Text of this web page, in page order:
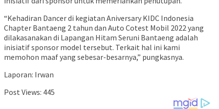
“Kehadiran Dancer di kegiatan Aniversary KIDC Indonesia
Chapter Bantaeng 2 tahun dan Auto Cotest Mobil 2022 yang
dilakasanakan di Lapangan Hitam Seruni Bantaeng adalah
inisiatif sponsor model tersebut. Terkait hal ini kami
memohon maaf yang sebesar-besarnya,” pungkasnya.
Laporan: Irwan
Post Views: 445